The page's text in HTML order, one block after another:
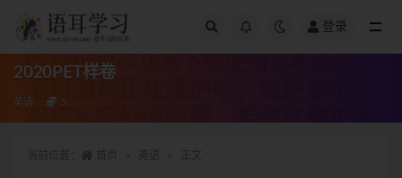
登录
2020PET样卷
英语 3